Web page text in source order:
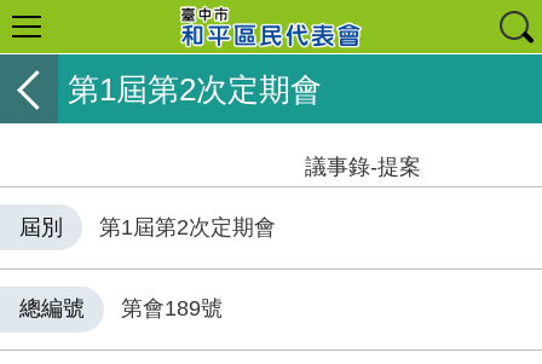
第1屆第2次定期會
議事錄-提案
屆別 第1屆第2次定期會
總編號 第會189號